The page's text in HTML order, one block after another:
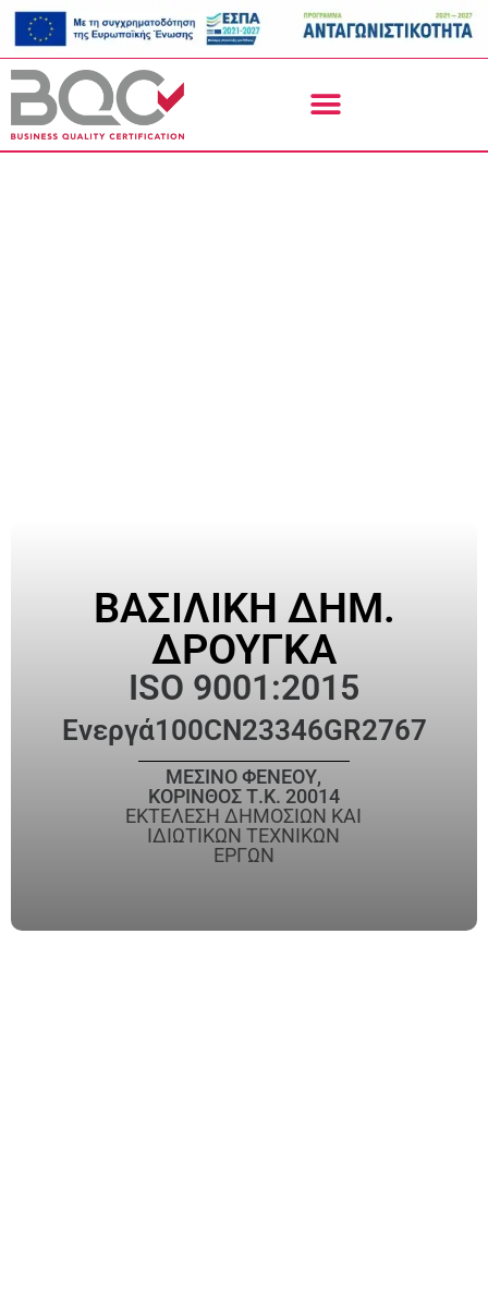
ΒΑΣΙΛΙΚΗ ΔΗΜ.
ΔΡΟΥΓΚΑ
ISO 9001:2015
Ενεργά100CN23346GR2767
ΜΕΣΙΝΟ ΦΕΝΕΟΥ,
ΚΟΡΙΝΘΟΣ Τ.Κ. 20014
ΕΚΤΕΛΕΣΗ ΔΗΜΟΣΙΩΝ ΚΑΙ
ΙΔΙΩΤΙΚΩΝ ΤΕΧΝΙΚΩΝ
ΕΡΓΩΝ